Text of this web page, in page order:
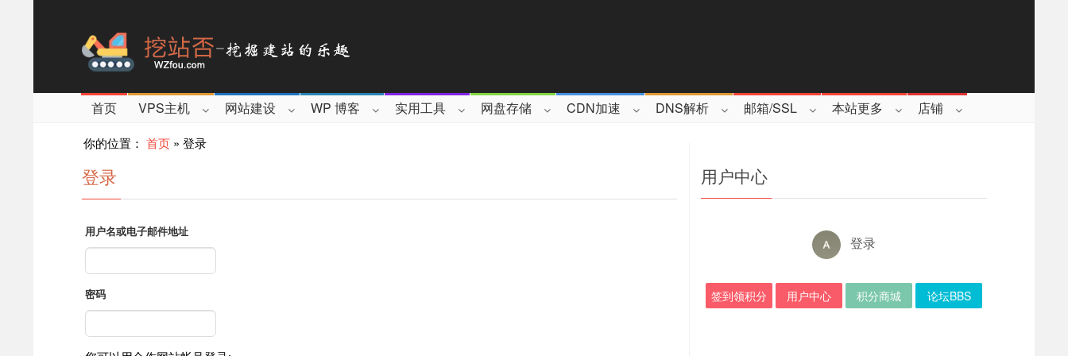
首页 VPS主机 网站建设 WP 博客 实用工具 网盘存储 CDN加速 DNS解析 邮箱/SSL 本站更多 店铺
你的位置： 首页 » 登录
登录
用户名或电子邮件地址
密码
用户中心
登录
签到领积分 用户中心 积分商城 论坛BBS